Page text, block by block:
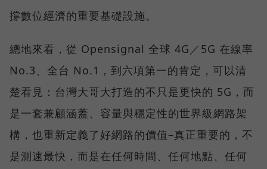
撐數位經濟的重要基礎設施。
總地來看，從 Opensignal 全球 4G／5G 在線率
No.3、全台 No.1，到六項第一的肯定，可以清
楚看見：台灣大哥大打造的不只是更快的 5G，而
是一套兼顧涵蓋、容量與穩定性的世界級網路架
構，也重新定義了好網路的價值–真正重要的，不
是測速最快，而是在任何時間、任何地點、任何